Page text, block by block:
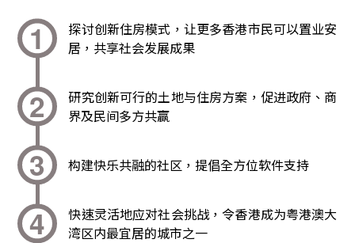
探讨创新住房模式，让更多香港市民可以置业安
居，共享社会发展成果
研究创新可行的土地与住房方案，促进政府、商
界及民间多方共赢
构建快乐共融的社区，提倡全方位软件支持
快速灵活地应对社会挑战，令香港成为粤港澳大
湾区内最宜居的城市之一